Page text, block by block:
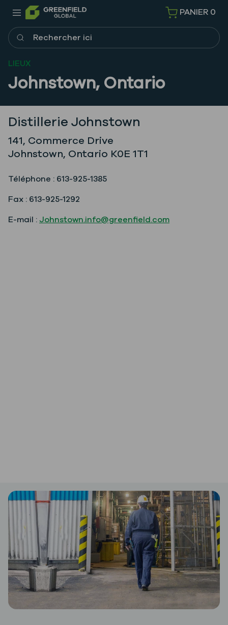
PANIER 0
Rechercher ici
LIEUX
Johnstown, Ontario
Distillerie Johnstown
141, Commerce Drive
Johnstown, Ontario K0E 1T1
Téléphone : 613-925-1385
Fax : 613-925-1292
E-mail : Johnstown.info@greenfield.com